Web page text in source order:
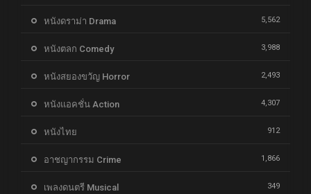
หนังดราม่า Drama 5,562
หนังตลก Comedy 3,988
หนังสยองขวัญ Horror 2,493
หนังแอคชั่น Action 4,307
หนังไทย 912
อาชญากรรม Crime 1,866
เพลงดนตรี Musical 349